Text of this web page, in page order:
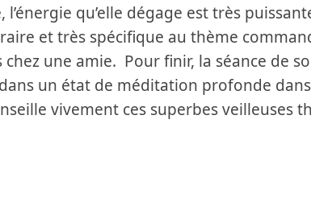
qu’elle dégage est très
et très spécifique au thème
une amie. Pour finir, la séance de
un état de méditation profonde
vivement ces superbes veilleuses